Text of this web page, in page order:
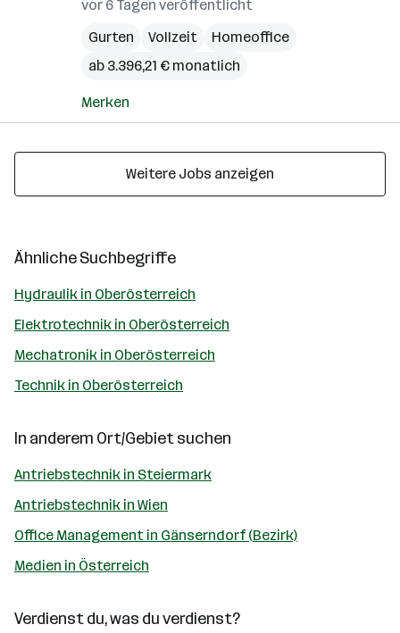
vor 6 Tagen veröffentlicht
Gurten
Vollzeit
Homeoffice
ab 3.396,21 € monatlich
Merken
Weitere Jobs anzeigen
Ähnliche Suchbegriffe
Hydraulik in Oberösterreich
Elektrotechnik in Oberösterreich
Mechatronik in Oberösterreich
Technik in Oberösterreich
In anderem Ort/Gebiet suchen
Antriebstechnik in Steiermark
Antriebstechnik in Wien
Office Management in Gänserndorf (Bezirk)
Medien in Österreich
Verdienst du, was du verdienst?